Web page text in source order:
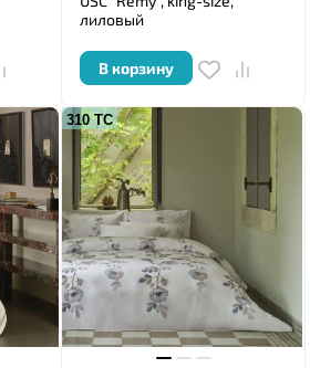
лиловый
В корзину
310 ТС